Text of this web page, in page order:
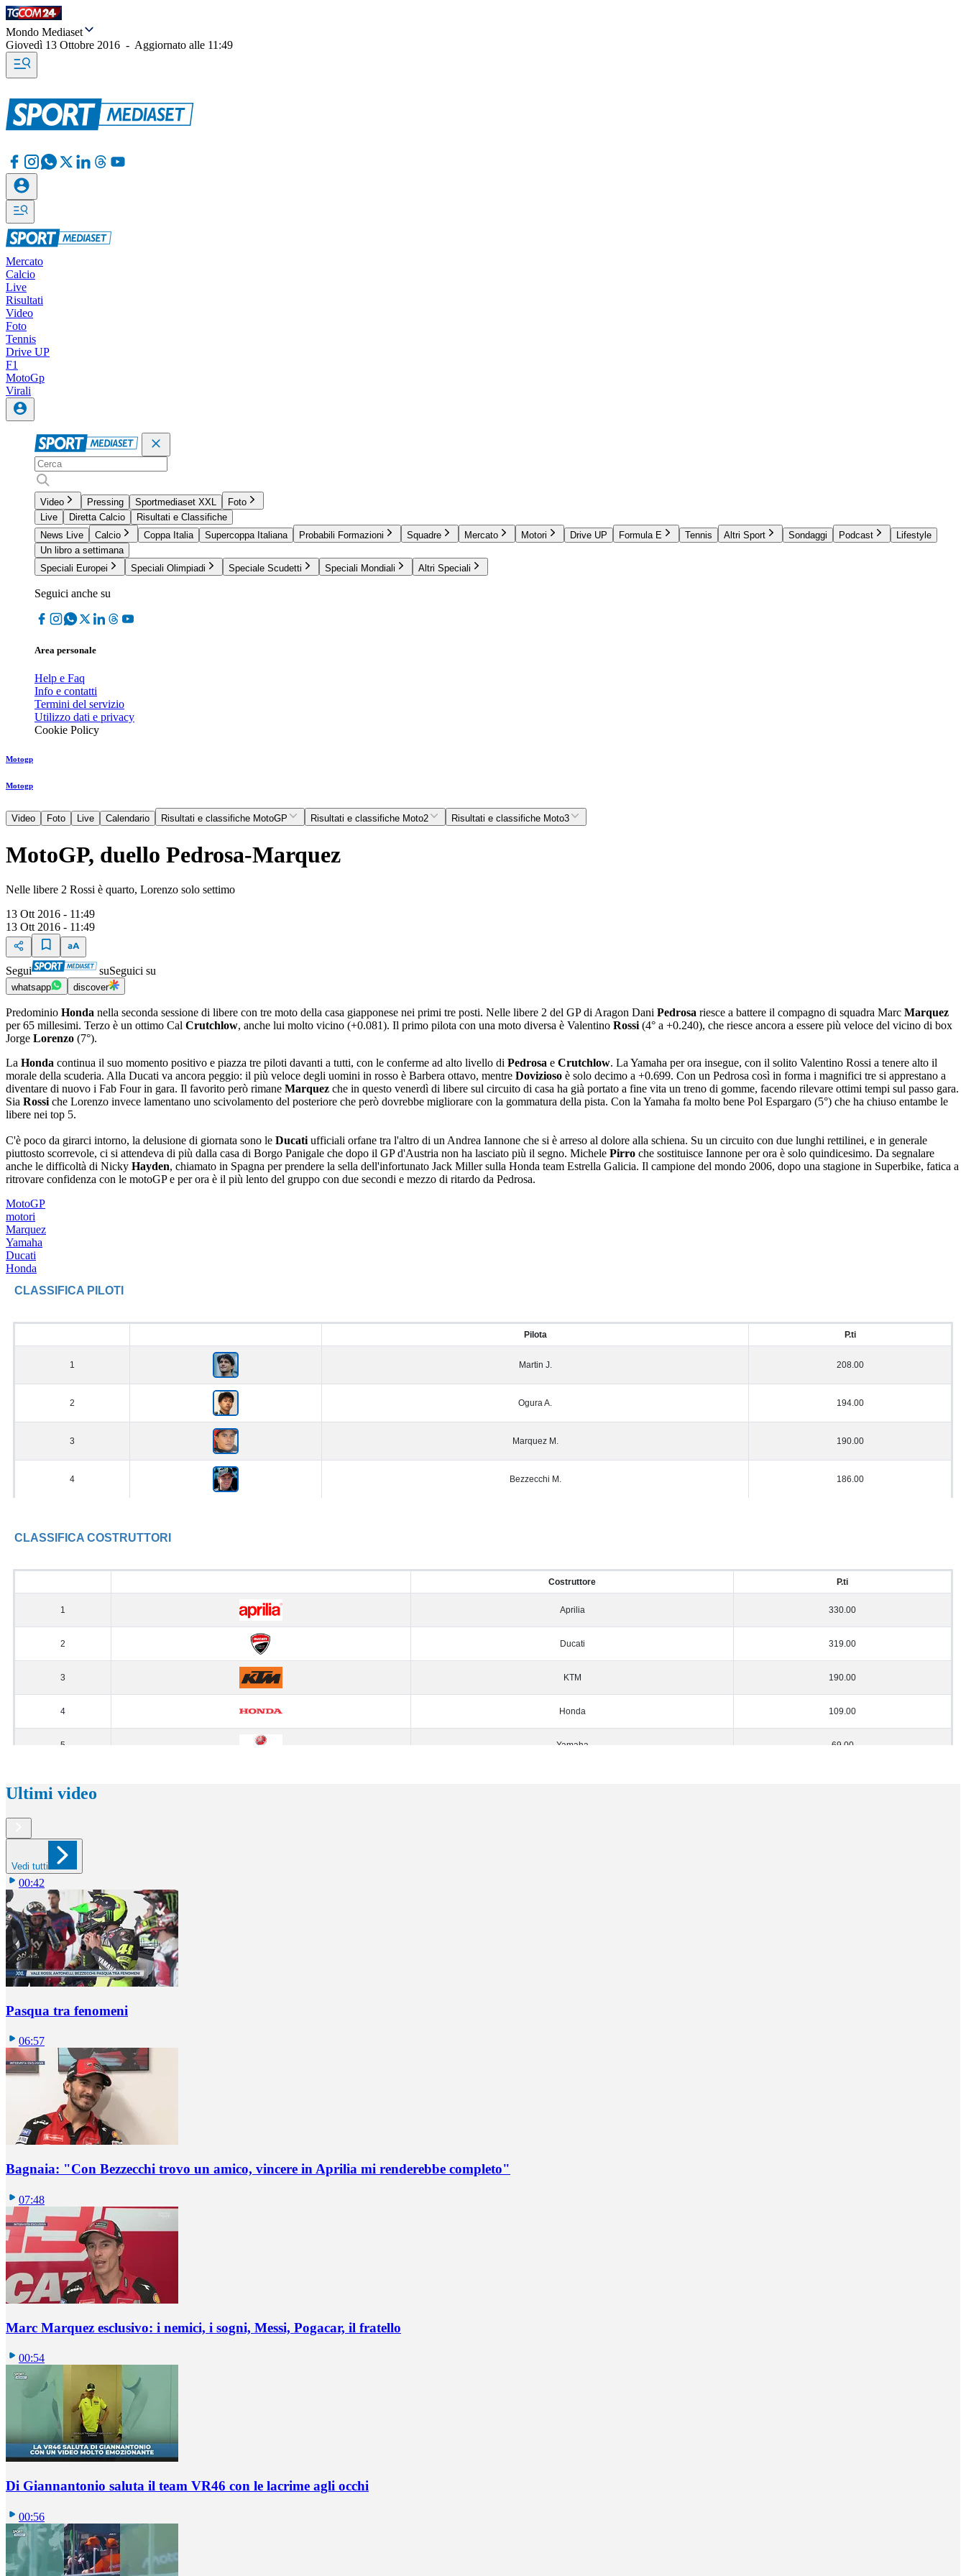
Mondo Mediaset
Giovedì 13 Ottobre 2016 - Aggiornato alle 11:49
Mercato
Calcio
Live
Risultati
Video
Foto
Tennis
Drive UP
F1
MotoGp
Virali
Video Pressing Sportmediaset XXL
Foto
Live
Diretta Calcio
Risultati e Classifiche
News Live
Calcio Coppa Italia Supercoppa Italiana Probabili Formazioni Squadre Mercato Motori Drive UP Formula E Tennis Altri Sport Sondaggi Podcast
Lifestyle
Un libro a settimana
Speciali Europei
Speciali Olimpiadi Speciale Scudetti Speciali Mondiali Altri Speciali
Seguici anche su
Area personale
Help e Faq
Info e contatti
Termini del servizio
Utilizzo dati e privacy
Cookie Policy
Motogp
Motogp
Video Foto Live Calendario Risultati e classifiche MotoGP Risultati e classifiche Moto2 Risultati e classifiche Moto3
MotoGP, duello Pedrosa-Marquez
Nelle libere 2 Rossi è quarto, Lorenzo solo settimo
13 Ott 2016 - 11:49
13 Ott 2016 - 11:49
Segui suSeguici su
whatsapp discover
Predominio Honda nella seconda sessione di libere con tre moto della casa giapponese nei primi tre posti. Nelle libere 2 del GP di Aragon Dani Pedrosa riesce a battere il compagno di squadra Marc Marquez
per 65 millesimi. Terzo è un ottimo Cal Crutchlow, anche lui molto vicino (+0.081). Il primo pilota con una moto diversa è Valentino Rossi (4° a +0.240), che riesce ancora a essere più veloce del vicino di box
Jorge Lorenzo (7°).
La Honda continua il suo momento positivo e piazza tre piloti davanti a tutti, con le conferme ad alto livello di Pedrosa e Crutchlow. La Yamaha per ora insegue, con il solito Valentino Rossi a tenere alto il
morale della scuderia. Alla Ducati va ancora peggio: il più veloce degli uomini in rosso è Barbera ottavo, mentre Dovizioso è solo decimo a +0.699. Con un Pedrosa così in forma i magnifici tre si apprestano a
diventare di nuovo i Fab Four in gara. Il favorito però rimane Marquez che in questo venerdì di libere sul circuito di casa ha già portato a fine vita un treno di gomme, facendo rilevare ottimi tempi sul passo gara.
Sia Rossi che Lorenzo invece lamentano uno scivolamento del posteriore che però dovrebbe migliorare con la gommatura della pista. Con la Yamaha fa molto bene Pol Espargaro (5°) che ha chiuso entambe le
libere nei top 5.
C'è poco da girarci intorno, la delusione di giornata sono le Ducati ufficiali orfane tra l'altro di un Andrea Iannone che si è arreso al dolore alla schiena. Su un circuito con due lunghi rettilinei, e in generale
piuttosto scorrevole, ci si attendeva di più dalla casa di Borgo Panigale che dopo il GP d'Austria non ha lasciato più il segno. Michele Pirro che sostituisce Iannone per ora è solo quindicesimo. Da segnalare
anche le difficoltà di Nicky Hayden, chiamato in Spagna per prendere la sella dell'infortunato Jack Miller sulla Honda team Estrella Galicia. Il campione del mondo 2006, dopo una stagione in Superbike, fatica a
ritrovare confidenza con le motoGP e per ora è il più lento del gruppo con due secondi e mezzo di ritardo da Pedrosa.
MotoGP
motori
Marquez
Yamaha
Ducati
Honda
Ultimi video
Vedi tutti
00:42
Pasqua tra fenomeni
06:57
Bagnaia: "Con Bezzecchi trovo un amico, vincere in Aprilia mi renderebbe completo"
07:48
Marc Marquez esclusivo: i nemici, i sogni, Messi, Pogacar, il fratello
00:54
Di Giannantonio saluta il team VR46 con le lacrime agli occhi
00:56